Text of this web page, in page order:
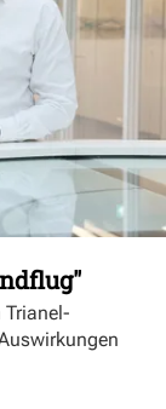
Trianel-